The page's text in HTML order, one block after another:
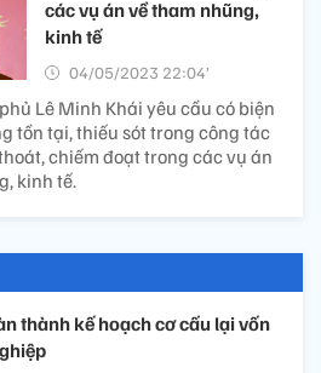
các vụ án về tham nhũng,
kinh tế
04/05/2023 22:04’
Lê Minh Khái yêu cầu có biện
tồn tại, thiếu sót trong công tác
chiếm đoạt trong các vụ án
kinh tế.
thành kế hoạch cơ cấu lại vốn